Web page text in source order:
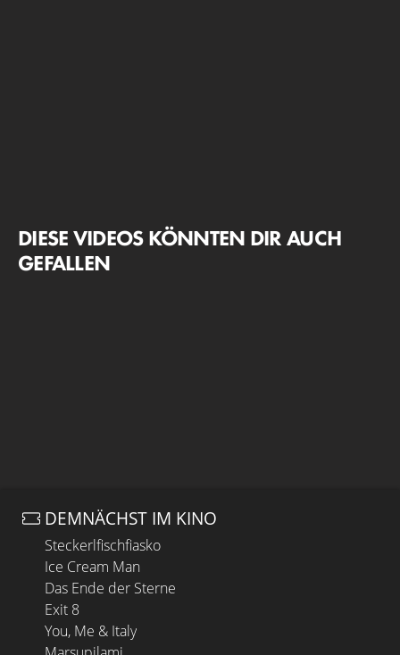
DIESE VIDEOS KÖNNTEN DIR AUCH
GEFALLEN
DEMNÄCHST IM KINO
Steckerlfischfiasko
Ice Cream Man
Das Ende der Sterne
Exit 8
You, Me & Italy